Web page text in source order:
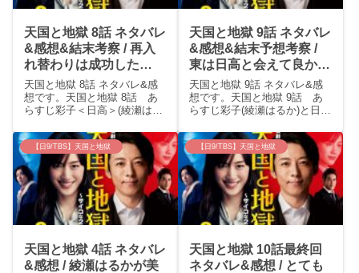
天国と地獄 8話 ネタバレ
&感想&結末考察 / 再入
れ替わりは成功した
か！？みんなすぐ入れ替
わりのこと受け入れるね
(⌒∇⌒)
天国と地獄 8話 ネタバレ&感
想です。天国と地獄 8話 あ
らすじ彩子＜日高＞(綾瀬はる
確認するが、「アポを取って
いた」と言い、病院へ急いで
戻る。病院では、陸（柄本
佑）が師匠(迫田孝也)のてのひ
らに、犯人の特徴であ...
天国と地獄 9話 ネタバレ
&感想&結末予想考察 /
東は日高と会えて良かっ
たね。乳歯あったのそん
な理由だったのかい
(;^ω^)
天国と地獄 9話 ネタバレ&感
想です。天国と地獄 9話 あ
らすじ彩子(綾瀬はるか)と日高
成功する。2人が話していると
ころに河原（北村一輝）が現
れるが2人はなんとか警察を巻
く。八巻(溝端淳平)にも協力さ
せ、2人は奄美...
【日9/TBS】天国と地獄
天国と地獄 4話 ネタバレ
&感想 / 綾瀬はるかが美
【日9/TBS】天国と地獄
天国と地獄 10話最終回
ネタバレ&感想 / とても